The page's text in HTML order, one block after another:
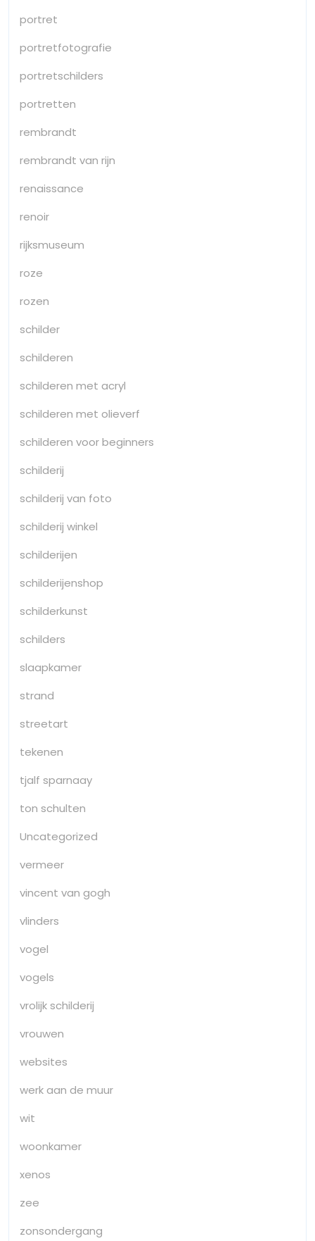
portret
portretfotografie
portretschilders
portretten
rembrandt
rembrandt van rijn
renaissance
renoir
rijksmuseum
roze
rozen
schilder
schilderen
schilderen met acryl
schilderen met olieverf
schilderen voor beginners
schilderij
schilderij van foto
schilderij winkel
schilderijen
schilderijenshop
schilderkunst
schilders
slaapkamer
strand
streetart
tekenen
tjalf sparnaay
ton schulten
Uncategorized
vermeer
vincent van gogh
vlinders
vogel
vogels
vrolijk schilderij
vrouwen
websites
werk aan de muur
wit
woonkamer
xenos
zee
zonsondergang